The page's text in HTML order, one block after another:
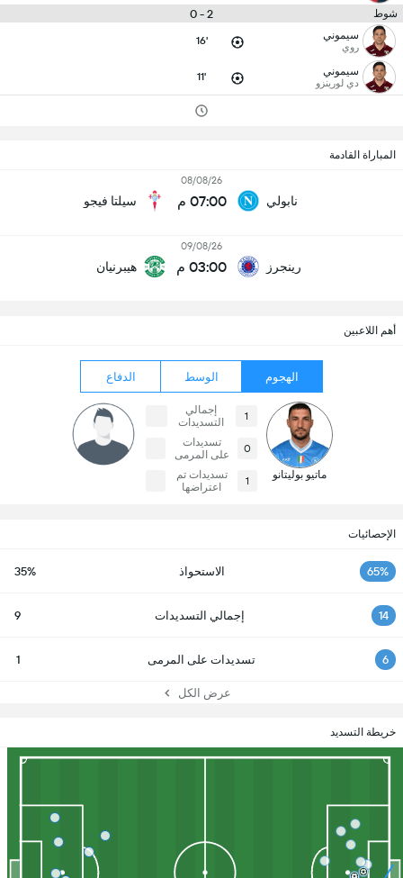
شوط 2 - 0
سيموني
روي 16'
سيموني
دي لورينزو 11'
المباراة القادمة
نابولي
08/08/26
07:00 م سيلتا فيجو
رينجرز
09/08/26
03:00 م هيبرنيان
أهم اللاعبين
الهجوم الوسط الدفاع
ماتيو بوليتانو
1
إجمالي
التسديدات
0
تسديدات
على المرمى
1
تسديدات تم
اعتراضها
الإحصائيات
65% الاستحواذ 35%
14 إجمالي التسديدات 9
6 تسديدات على المرمى 1
عرض الكل
خريطة التسديد